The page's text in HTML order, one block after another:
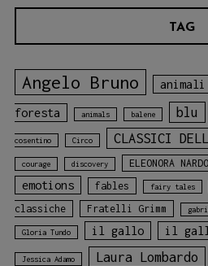
TAG
Angelo Bruno animali
foresta animals balene blu
cosentino Circo CLASSICI
courage discovery ELEONORA NARDO
emotions
fables fairy tales
classiche
Fratelli Grimm
Gloria Tundo il gallo il
Jessica Adamo Laura Lombardo